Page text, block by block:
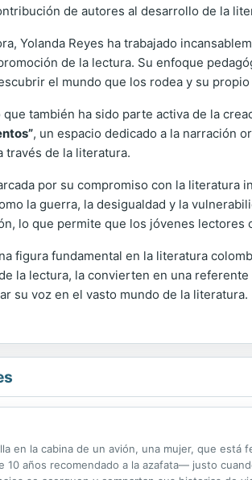
de autores al desarrollo de la
Yolanda Reyes ha trabajado
de la lectura. Su enfoque
el mundo que los rodea y su
también ha sido parte activa de la
, un espacio dedicado a la narración
través de la literatura.
por su compromiso con la
la guerra, la desigualdad y la
lo que permite que los jóvenes
figura fundamental en la literatura
la lectura, la convierten en una
su voz en el vasto mundo de la literatura.
en la cabina de un avión, una mujer, que
10 años recomendado a la azafata— justo